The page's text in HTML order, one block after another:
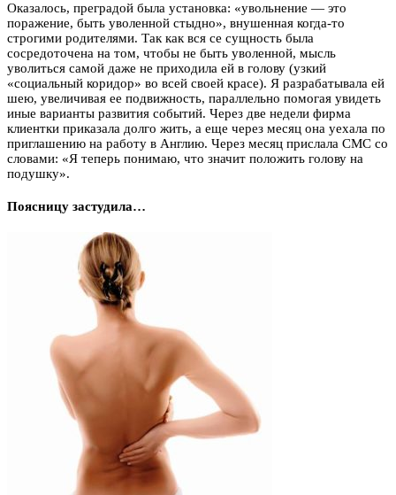
Оказалось, преградой была установка: «увольнение — это
поражение, быть уволенной стыдно», внушенная когда-то
строгими родителями. Так как вся се сущность была
сосредоточена на том, чтобы не быть уволенной, мысль
уволиться самой даже не приходила ей в голову (узкий
«социальный коридор» во всей своей красе). Я разрабатывала ей
шею, увеличивая ее подвижность, параллельно помогая увидеть
иные варианты развития событий. Через две недели фирма
клиентки приказала долго жить, а еще через месяц она уехала по
приглашению на работу в Англию. Через месяц прислала СМС со
словами: «Я теперь понимаю, что значит положить голову на
подушку».
Поясницу застудила…